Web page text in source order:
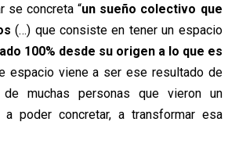
se concreta “un sueño colectivo que
(…) que consiste en tener un espacio
100% desde su origen a lo que es
espacio viene a ser ese resultado de
de muchas personas que vieron un
poder concretar, a transformar esa